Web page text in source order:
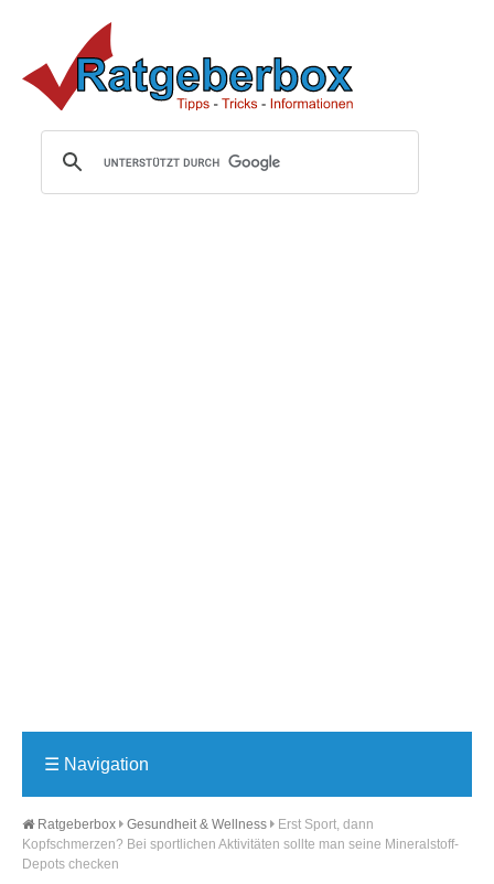
☰ Navigation
Ratgeberbox Gesundheit & Wellness
Erst Sport, dann
Kopfschmerzen? Bei sportlichen Aktivitäten sollte man seine Mineralstoff-
Depots checken